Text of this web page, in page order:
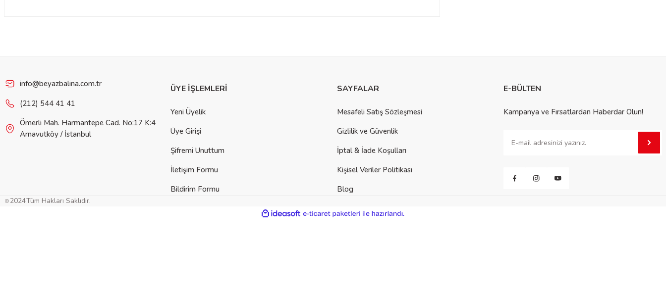
Ürün açıklamasında eksik bilgiler bulunuyor.
Bu ürüne benzer farklı alternatifler olmalı.
info@beyazbalina.com.tr
(212) 544 41 41
Ömerli Mah. Harmantepe Cad. No:17 K:4
Arnavutköy / İstanbul
ÜYE İŞLEMLERİ
Yeni Üyelik
Üye Girişi
Şifremi Unuttum
İletişim Formu
Bildirim Formu
SAYFALAR
Mesafeli Satış Sözleşmesi
Gizlilik ve Güvenlik
İptal & İade Koşulları
Kişisel Veriler Politikası
Blog
E-BÜLTEN
Kampanya ve Fırsatlardan Haberdar Olun!
2024Tüm Hakları Saklıdır.
ideasoft
e-